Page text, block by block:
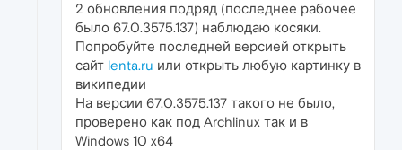
2 обновления подряд (последнее рабочее
было 67.0.3575.137) наблюдаю косяки.
Попробуйте последней версией открыть
сайт lenta.ru или открыть любую картинку в
википедии
На версии 67.0.3575.137 такого не было,
проверено как под Archlinux так и в
Windows 10 x64